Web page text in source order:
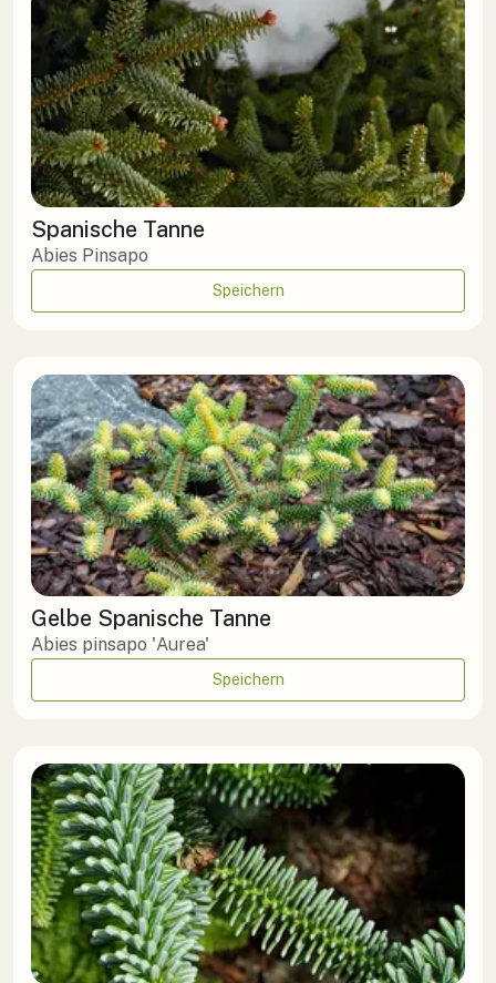
Spanische Tanne
Abies Pinsapo
Speichern
Gelbe Spanische Tanne
Abies pinsapo 'Aurea'
Speichern